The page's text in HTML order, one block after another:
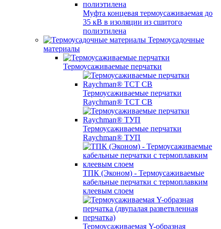
Муфта концевая термоусаживаемая до
35 кВ в изоляции из сшитого
полиэтилена
Термоусадочные
материалы
Термоусаживаемые перчатки
Термоусаживаемые перчатки
Raychman® TCT CB
Термоусаживаемые перчатки
Raychman® ТУП
ТПК (Эконом) - Термоусаживаемые
кабельные перчатки с термоплавким
клеевым слоем
Термоусаживаемая Y-образная